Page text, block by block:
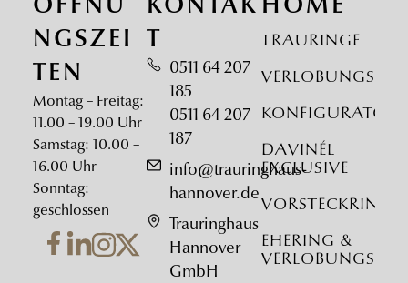
HOME
Trauringe
Konfigurator
DAVINÉL
Exclusive
Vorsteckringe
Ehering &
KONTAK
T
0511 64 207
185
0511 64 207
187
info@trauringhaus-
hannover.de
Trauringhaus
Hannover
GmbH
ÖFFNU
NGSZEI
TEN
Montag – Freitag:
11.00 – 19.00 Uhr
Samstag: 10.00 –
16.00 Uhr
Sonntag:
geschlossen